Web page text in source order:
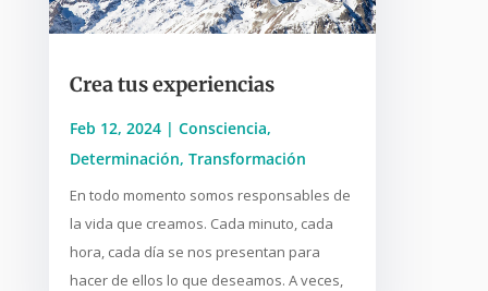
Crea tus experiencias
Feb 12, 2024| Consciencia,
Determinación, Transformación
En todo momento somos responsables de
la vida que creamos. Cada minuto, cada
hora, cada día se nos presentan para
hacer de ellos lo que deseamos. A veces,